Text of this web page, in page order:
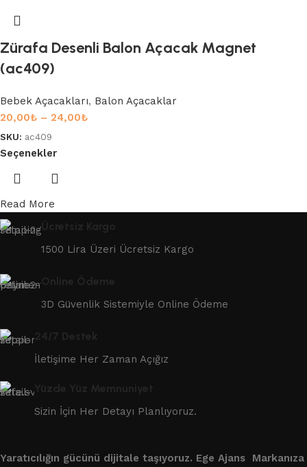
Zürafa Desenli Balon Açacak Magnet
(ac409)
Bebek Açacakları, Balon Açacaklar
20,00₺ – 24,00₺
SKU: ac409
Seçenekler
Read More
1500 Lira Üzeri Ücretsiz Kargo
3D Güvenlik Sistemiyle Online Ödeme
İletişime Her Zaman Açığız
Sizin İçin Her Detayı Planlıyoruz.
Yaratıcılığın gücünü dijitale taşıyoruz. Ege Ajans Markanıza